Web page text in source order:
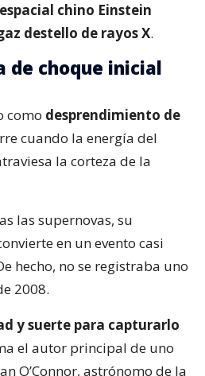
chino Einstein
destello de rayos X.
de choque inicial
como desprendimiento de
cuando la energía del
la corteza de la
las supernovas, su
en un evento casi
hecho, no se registraba uno
2008.
y suerte para capturarlo
el autor principal de uno
O’Connor, astrónomo de la